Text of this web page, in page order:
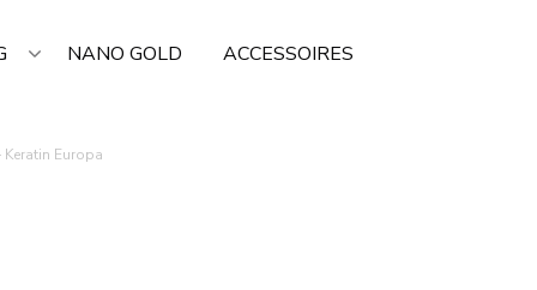
NANO GOLD ACCESSOIRES
Europa